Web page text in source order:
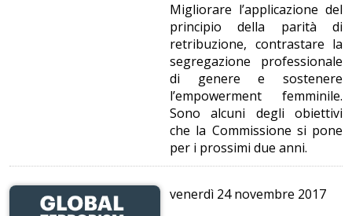
Migliorare l’applicazione del
principio della parità di
retribuzione, contrastare la
segregazione professionale
di genere e sostenere
l’empowerment femminile.
Sono alcuni degli obiettivi
che la Commissione si pone
per i prossimi due anni.
venerdì 24 novembre 2017